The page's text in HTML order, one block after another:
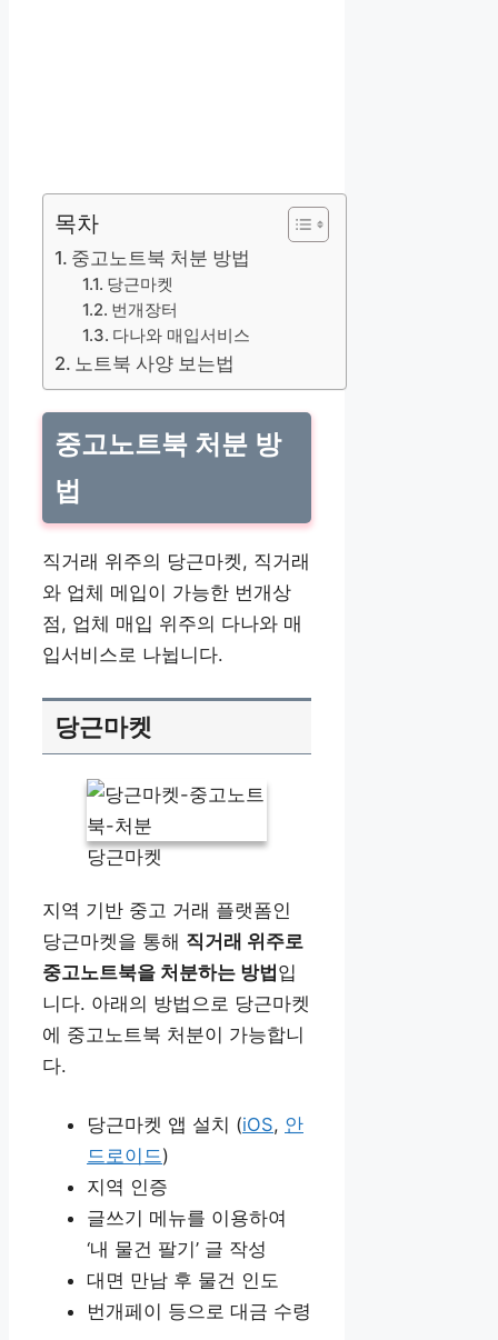
목차
중고노트북 처분 방법
당근마켓
번개장터
다나와 매입서비스
노트북 사양 보는법
중고노트북 처분 방
법
직거래 위주의 당근마켓, 직거래
와 업체 메입이 가능한 번개상
점, 업체 매입 위주의 다나와 매
입서비스로 나뉩니다.
당근마켓
당근마켓
지역 기반 중고 거래 플랫폼인
당근마켓을 통해 직거래 위주로
중고노트북을 처분하는 방법 입
니다. 아래의 방법으로 당근마켓
에 중고노트북 처분이 가능합니
다.
당근마켓 앱 설치 (iOS, 안
드로이드)
지역 인증
글쓰기 메뉴를 이용하여
‘내 물건 팔기’ 글 작성
대면 만남 후 물건 인도
번개페이 등으로 대금 수령